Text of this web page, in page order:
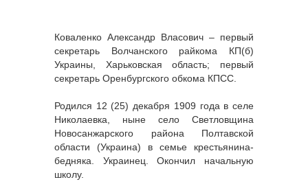
Коваленко Александр Власович – первый
секретарь Волчанского райкома КП(б)
Украины, Харьковская область; первый
секретарь Оренбургского обкома КПСС.
Родился 12 (25) декабря 1909 года в селе
Николаевка, ныне село Светловщина
Новосанжарского района Полтавской
области (Украина) в семье крестьянина-
бедняка. Украинец. Окончил начальную
школу.